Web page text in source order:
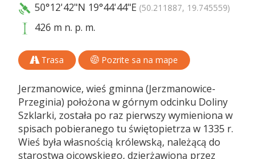
50°12'42"N 19°44'44"E (50.211887, 19.745559)
426 m n. p. m.
Trasa Pozrite sa na mape
Jerzmanowice, wieś gminna (Jerzmanowice-
Przeginia) położona w górnym odcinku Doliny
Szklarki, została po raz pierwszy wymieniona w
spisach pobieranego tu świętopietrza w 1335 r.
Wieś była własnością królewską, należącą do
starostwa ojcowskiego, dzierżawioną przez